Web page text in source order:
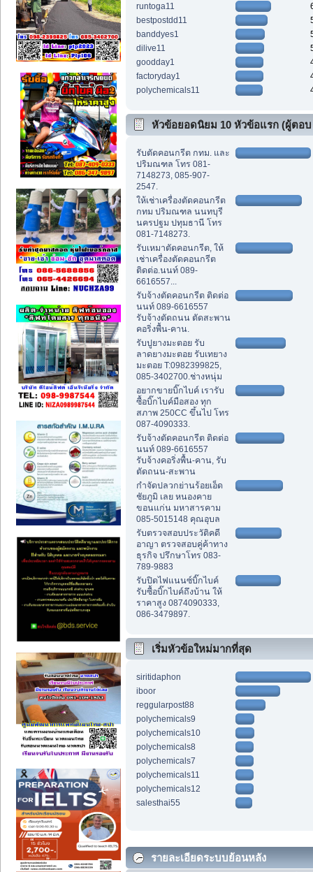
runtoga11
bestpostdd11
banddyes1
dilive11
goodday1
factoryday1
polychemicals11
หัวข้อยอดนิยม 10 หัวข้อแรก (ผู้ตอบ
สูงสุด)
รับตัดคอนกรีต กทม. และ
ปริมณฑล โทร 081-
7148273, 085-907-
2547.
ให้เช่าเครื่องตัดคอนกรีต
กทม ปริมณฑล นนทบุรี
นครปฐม ปทุมธานี โทร
081-7148273.
รับเหมาตัดคอนกรีต, ให้
เช่าเครื่องตัดคอนกรีต
ติดต่อ.นนท์ 089-
6616557...
รับจ้างตัดคอนกรีต ติดต่อ
นนท์ 089-6616557
รับจ้างตัดถนน ตัดสะพาน
คอริ่งพื้น-คาน.
รับปูยางมะตอย รับ
ลาดยางมะตอย รับเทยาง
มะตอย T:0982399825,
085-3402700.ช่างหนุ่ม
อยากขายบิ๊กไบค์ เรารับ
ซื้อบิ๊กไบค์มือสอง ทุก
สภาพ 250CC ขึ้นไป โทร
087-4090333.
รับจ้างตัดคอนกรีต ติดต่อ
นนท์ 089-6616557
รับจ้างคอริ่งพื้น-คาน, รับ
ตัดถนน-สะพาน
กำจัดปลวกย่านร้อยเอ็ด
ชัยภูมิ เลย หนองคาย
ขอนแก่น มหาสารคาม
085-5015148 คุณอุบล
รับตรวจสอบประวัติคดี
อาญา ตรวจสอบคู่ค้าทาง
ธุรกิจ ปรึกษาโทร 083-
789-9883
รับปิดไฟแนนซ์บิ๊กไบค์
รับซื้อบิ๊กไบค์ถึงบ้าน ให้
ราคาสูง 0874090333,
086-3479897.
เริ่มหัวข้อใหม่มากที่สุด
siritidaphon
iboor
reggularpost88
polychemicals9
polychemicals10
polychemicals8
polychemicals7
polychemicals11
polychemicals12
salesthai55
รายละเอียดระบบย้อนหลัง